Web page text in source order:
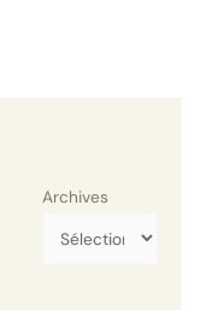
Archives